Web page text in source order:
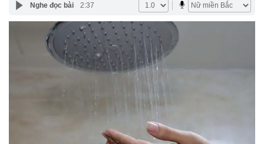
Nghe đọc bài 2:37